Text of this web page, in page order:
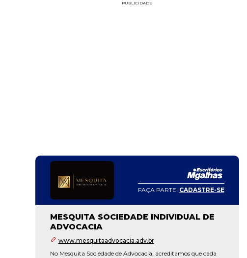
PUBLICIDADE
FAÇA PARTE! CADASTRE-SE
MESQUITA SOCIEDADE INDIVIDUAL DE
ADVOCACIA
www.mesquitaadvocacia.adv.br
No Mesquita Sociedade de Advocacia, acreditamos que cada